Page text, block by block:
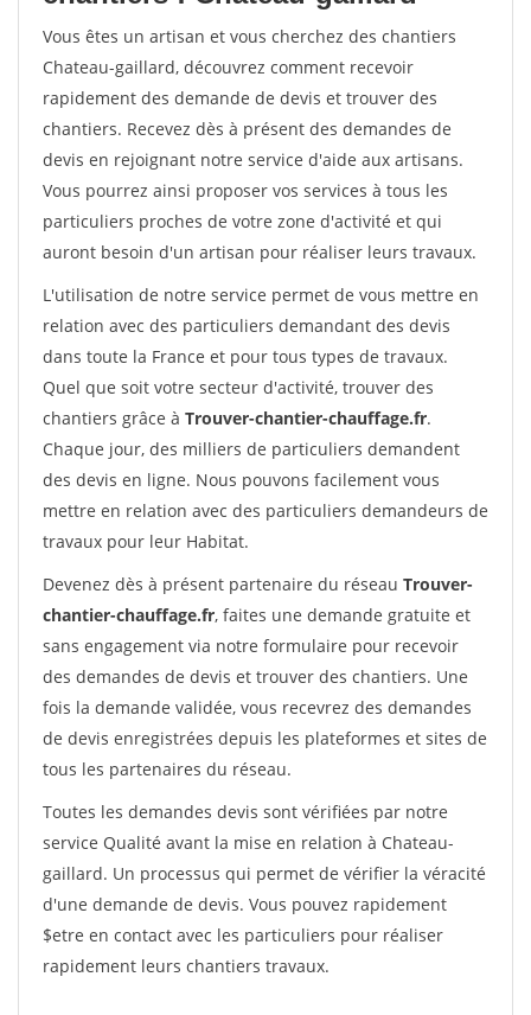
Vous êtes un artisan et vous cherchez des chantiers
Chateau-gaillard, découvrez comment recevoir
rapidement des demande de devis et trouver des
chantiers. Recevez dès à présent des demandes de
devis en rejoignant notre service d'aide aux artisans.
Vous pourrez ainsi proposer vos services à tous les
particuliers proches de votre zone d'activité et qui
auront besoin d'un artisan pour réaliser leurs travaux.
L'utilisation de notre service permet de vous mettre en
relation avec des particuliers demandant des devis
dans toute la France et pour tous types de travaux.
Quel que soit votre secteur d'activité, trouver des
chantiers grâce à Trouver-chantier-chauffage.fr.
Chaque jour, des milliers de particuliers demandent
des devis en ligne. Nous pouvons facilement vous
mettre en relation avec des particuliers demandeurs de
travaux pour leur Habitat.
Devenez dès à présent partenaire du réseau Trouver-
chantier-chauffage.fr, faites une demande gratuite et
sans engagement via notre formulaire pour recevoir
des demandes de devis et trouver des chantiers. Une
fois la demande validée, vous recevrez des demandes
de devis enregistrées depuis les plateformes et sites de
tous les partenaires du réseau.
Toutes les demandes devis sont vérifiées par notre
service Qualité avant la mise en relation à Chateau-
gaillard. Un processus qui permet de vérifier la véracité
d'une demande de devis. Vous pouvez rapidement
$etre en contact avec les particuliers pour réaliser
rapidement leurs chantiers travaux.